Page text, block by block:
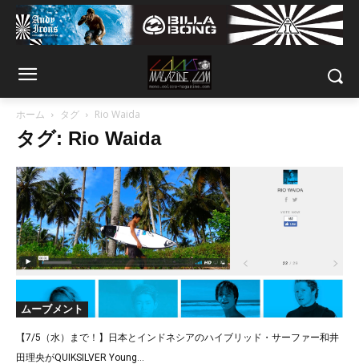
ホーム タグ Rio Waida
タグ: Rio Waida
ムーブメント
【7/5（水）まで！】日本とインドネシアのハイブリッド・サーファー和井
田理央がQUIKSILVER Young...